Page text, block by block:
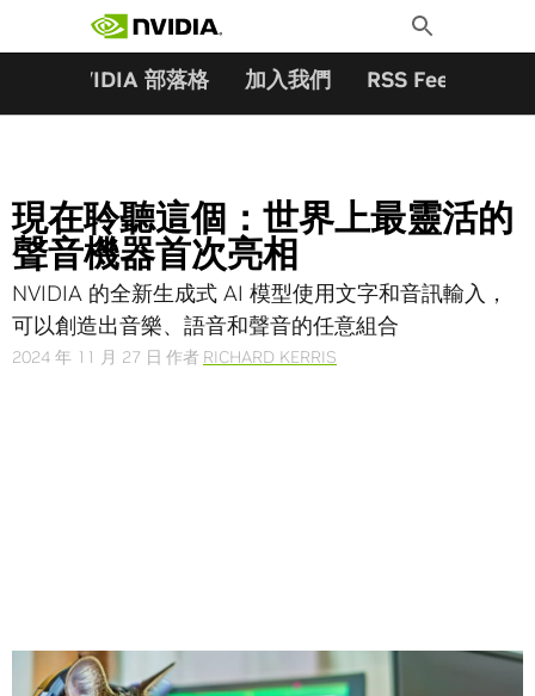
Toggle
Search
NVIDIA 部落格 加入我們 RSS Feeds
現在聆聽這個：世界上最靈活的
聲音機器首次亮相
NVIDIA 的全新生成式 AI 模型使用文字和音訊輸入，
可以創造出音樂、語音和聲音的任意組合
2024 年 11 月 27 日 作者 RICHARD KERRIS
Share